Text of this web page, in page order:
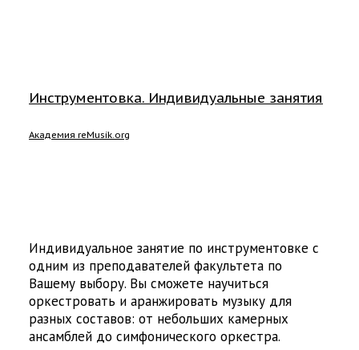
Инструментовка. Индивидуальные занятия
Академия reMusik.org
Индивидуальное занятие по инструментовке с
одним из преподавателей факультета по
Вашему выбору. Вы сможете научиться
оркестровать и аранжировать музыку для
разных составов: от небольших камерных
ансамблей до симфонического оркестра.